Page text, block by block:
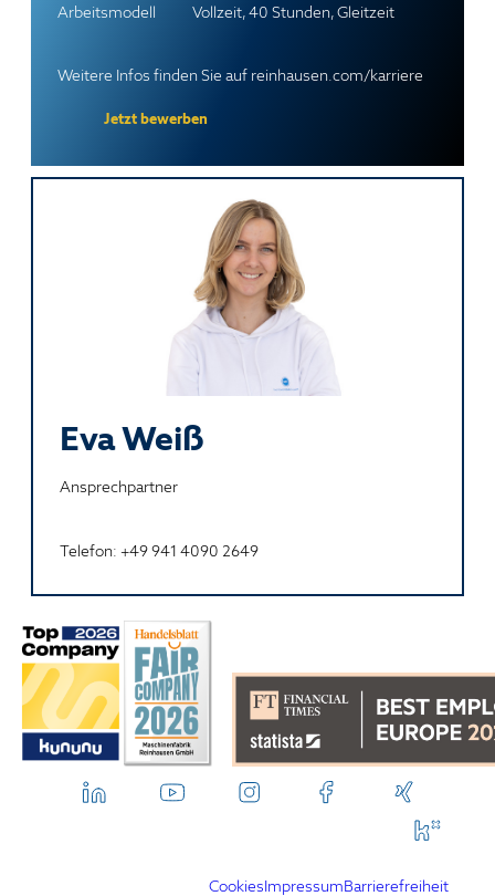
Arbeitsmodell
Vollzeit, 40 Stunden, Gleitzeit
Weitere Infos finden Sie auf reinhausen.com/karriere
Jetzt bewerben
Eva Weiß
Ansprechpartner
Telefon: +49 941 4090 2649
CookiesImpressumBarrierefreiheit